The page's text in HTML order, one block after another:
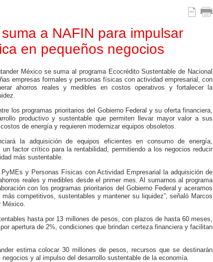
Mundo Hogar
Encuentra todo lo que necesitas para tu hogar
en el mismo lugar.
a NAFIN para impulsar
en pequeños negocios
México se suma al programa Ecocrédito Sustentable de Nacional
empresas formales y personas físicas con actividad empresarial, con
ahorros reales y medibles en costos operativos y fortalecer la
los programas prioritarios del Gobierno Federal y su oferta financiera,
productivo y sustentable que permiten llevar mayor valor a sus
de energía y requieren modernizar equipos obsoletos.
la adquisición de equipos eficientes en consumo de energía,
factor crítico para la rentabilidad, permitiendo a los negocios reducir
más sustentable.
y Personas Físicas con Actividad Empresarial la adquisición de
reales y medibles desde el primer mes. Al sumarnos al programa
con los programas prioritarios del Gobierno Federal y aceramos
competitivos, sustentables y mantener su liquidez”, señaló Marcos
México.
hasta por 13 millones de pesos, con plazos de hasta 60 meses,
apertura de 2%, condiciones que brindan certeza financiera y facilitan
estima colocar 30 millones de pesos, recursos que se destinarán
y al impulso del desarrollo sustentable de la economía.